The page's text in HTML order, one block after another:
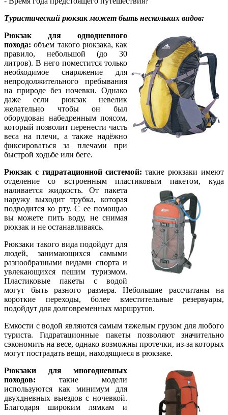
Туристический рюкзак может быть нескольких видов:
Рюкзак для однодневного
похода: объем такого рюкзака, как
правило, небольшой (до 30
литров). В него поместится только
необходимое снаряжение для
непродолжительного пребывания
на природе без ночевки. Однако
даже если рюкзак невелик
желательно чтобы он был
оборудован набедренным поясом,
который позволит перенести часть
веса на плечи, а также надёжно
фиксироваться за плечами при
быстрой ходьбе или беге.
Рюкзак с гидратационной системой: такие рюкзаки имеют
отделение со встроенным пластиковым пакетом, куда
наливается жидкость. От пакета
наружу выходит трубка, которая
подводится ко рту. С ее помощью
вы можете пить воду, не снимая
рюкзак и не останавливаясь.
Рюкзаки такого вида подойдут для
людей, занимающихся самыми
разнообразными видами спорта и
увлекающихся пешим туризмом.
Пластиковые пакеты с водой
могут быть разного размера. Небольшие рассчитаны на
короткие переходы, более вместительные резервуары,
подойдут для долговременных маршрутов.
Емкости с водой являются самым тяжелым грузом для любого
туриста. Гидратационные пакеты позволяют значительно
сэкономить на весе, однако возможны протечки, из-за которых
могут пострадать вещи, находящиеся в рюкзаке.
Рюкзаки для многодневных
походов: такие модели
используются как минимум для
двухдневных выездов с ночевкой.
Благодаря широким лямкам и